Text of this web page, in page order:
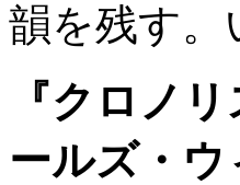
韻を残す。
『クロノ
ールズ・ウ